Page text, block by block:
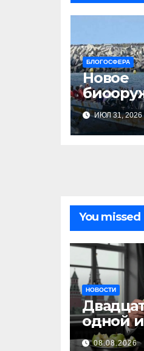
БЛОГОСФЕРА
Новое
Сеуте
ИЮЛ 31, 2026
You missed
НОВОСТИ
одной
тактики
08.08.2026